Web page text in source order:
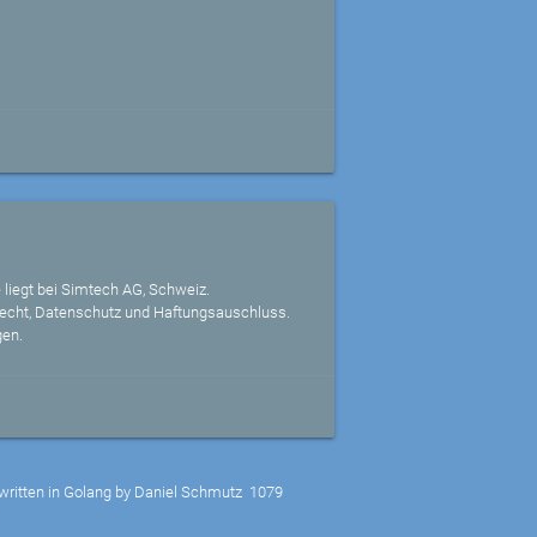
bei Simtech AG, Schweiz.
Datenschutz und Haftungsauschluss.
in Golang by Daniel Schmutz 1079